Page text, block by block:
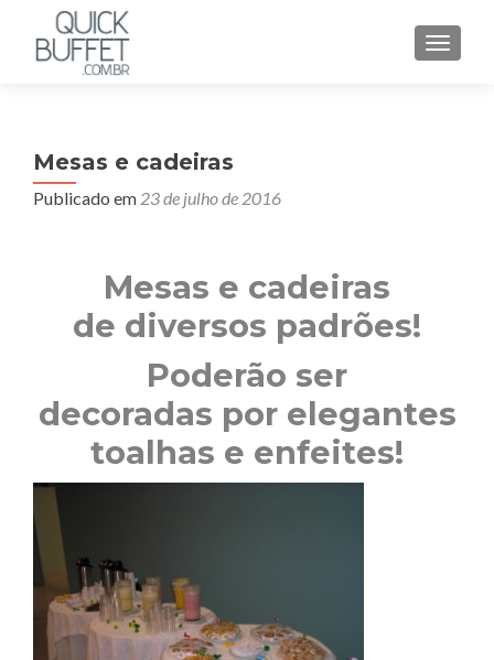
Mesas e cadeiras
Publicado em 23 de julho de 2016
Mesas e cadeiras
de diversos padrões!
Poderão ser
decoradas por elegantes
toalhas e enfeites!